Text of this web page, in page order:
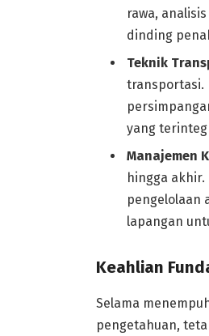
rawa,
dinding
Teknik
transportasi.
yang
Manajemen
hingga
pengelolaan
lapangan
Keahlian
Selama
pengetahuan,